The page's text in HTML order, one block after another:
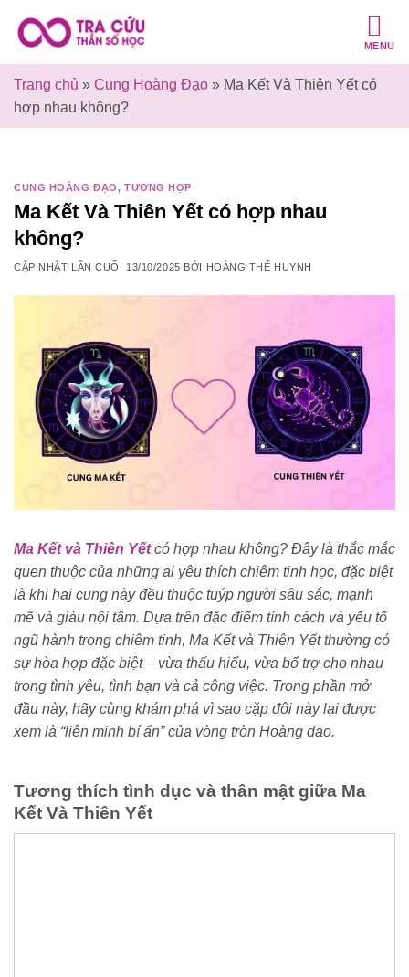
qua
dung
MENU
Trang chủ » Cung Hoàng Đạo » Ma Kết Và Thiên Yết có
hợp nhau không?
CUNG HOÀNG ĐẠO, TƯƠNG HỢP
Ma Kết Và Thiên Yết có hợp nhau
không?
CẬP NHẬT LẦN CUỐI 13/10/2025 BỞI HOÀNG THẾ HUYNH
Ma Kết và Thiên Yếtcó hợp nhau không? Đây là thắc mắc
quen thuộc của những ai yêu thích chiêm tinh học, đặc biệt
là khi hai cung này đều thuộc tuýp người sâu sắc, mạnh
mẽ và giàu nội tâm. Dựa trên đặc điểm tính cách và yếu tố
ngũ hành trong chiêm tinh, Ma Kết và Thiên Yết thường có
sự hòa hợp đặc biệt – vừa thấu hiểu, vừa bổ trợ cho nhau
trong tình yêu, tình bạn và cả công việc. Trong phần mở
đầu này, hãy cùng khám phá vì sao cặp đôi này lại được
xem là “liên minh bí ẩn” của vòng tròn Hoàng đạo.
Tương thích tình dục và thân mật giữa Ma
Kết Và Thiên Yết